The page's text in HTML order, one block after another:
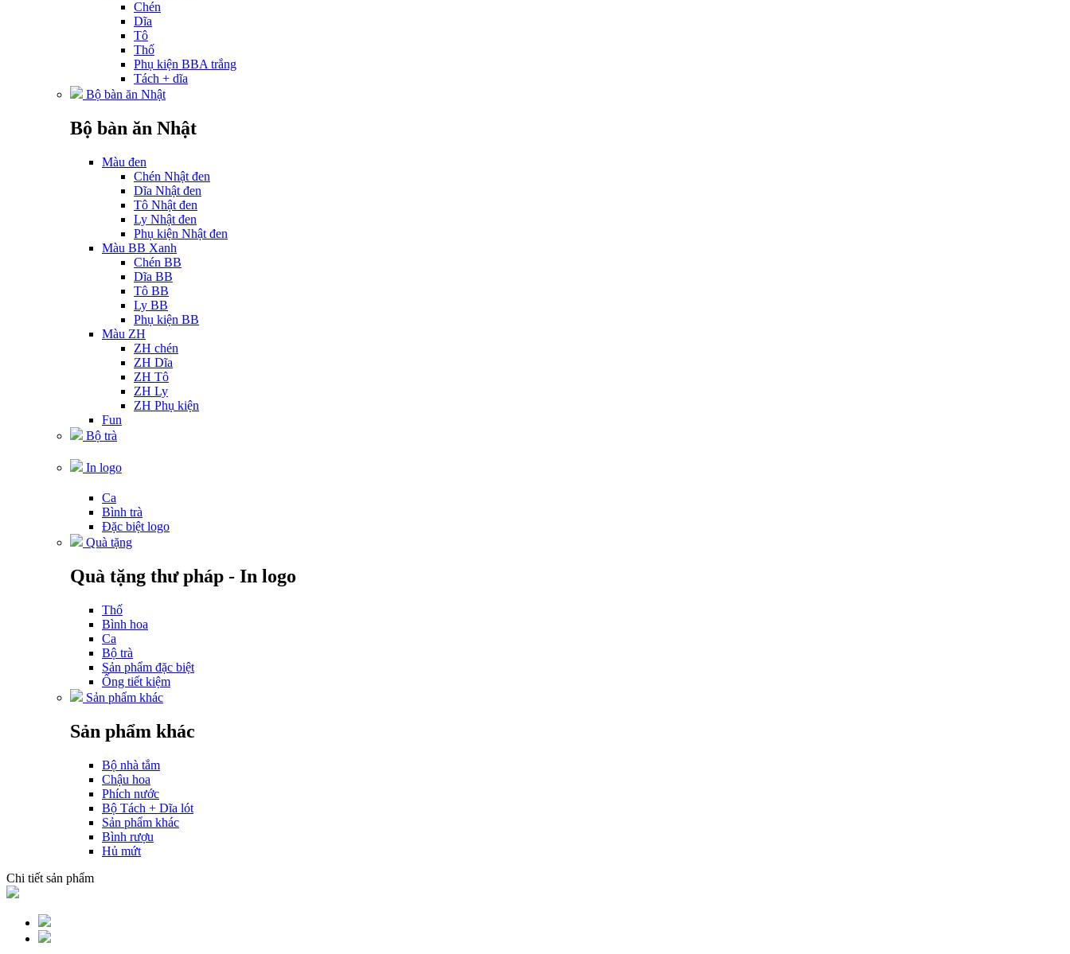
Chén
Dĩa
Tô
Thố
Phụ kiện BBA trắng
Tách + dĩa
Bộ bàn ăn Nhật
Bộ bàn ăn Nhật
Màu đen
Chén Nhật đen
Dĩa Nhật đen
Tô Nhật đen
Ly Nhật đen
Phụ kiện Nhật đen
Màu BB Xanh
Chén BB
Dĩa BB
Tô BB
Ly BB
Phụ kiện BB
Màu ZH
ZH chén
ZH Dĩa
ZH Tô
ZH Ly
ZH Phụ kiện
Fun
Bộ trà
In logo
Ca
Bình trà
Đặc biệt logo
Quà tặng
Quà tặng thư pháp - In logo
Thố
Bình hoa
Ca
Bộ trà
Sản phẩm đặc biệt
Ống tiết kiệm
Sản phẩm khác
Sản phẩm khác
Bộ nhà tắm
Chậu hoa
Phích nước
Bộ Tách + Dĩa lót
Sản phẩm khác
Bình rượu
Hủ mứt
Chi tiết sản phẩm